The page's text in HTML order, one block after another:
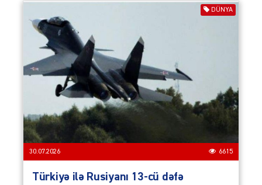
DÜNYA
30.07.2026 6615
Türkiyə ilə Rusiyanı 13-cü dəfə